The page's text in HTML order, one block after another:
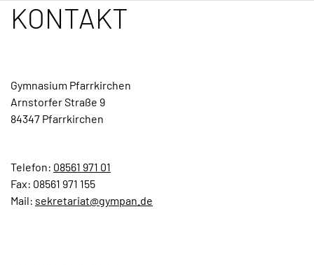
AKTUELLES
&
KONTAKT
KONTAKT
Gymnasium Pfarrkirchen
Arnstorfer Straße 9
84347 Pfarrkirchen
Telefon: 08561 971 01
Fax: 08561 971 155
Mail: sekretariat@gympan.de